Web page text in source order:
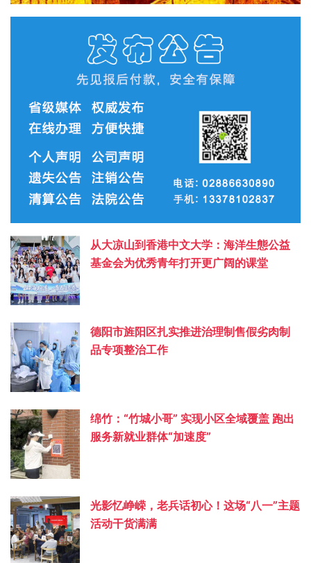
从大凉山到香港中文大学：海洋生態公益
基金会为优秀青年打开更广阔的课堂
德阳市旌阳区扎实推进治理制售假劣肉制
品专项整治工作
绵竹：“竹城小哥” 实现小区全域覆盖 跑出
服务新就业群体“加速度”
光影忆峥嵘，老兵话初心！这场“八一”主题
活动干货满满